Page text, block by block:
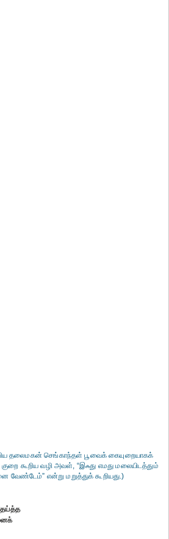
தலைமகன் செங்காந்தள் பூவைக் கையுறையாகக்
கூறிய வழி அவள், “இஃது எமது மலையிடத்தும்
என்று மறுத்துக் கூறியது.)